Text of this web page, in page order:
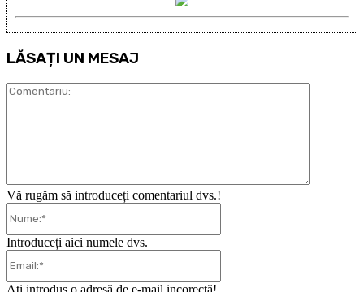
LĂSAȚI UN MESAJ
Vă rugăm să introduceți comentariul dvs.!
Introduceți aici numele dvs.
Ați introdus o adresă de e-mail incorectă!